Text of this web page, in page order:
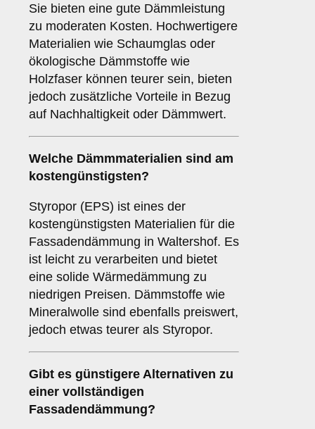
Sie bieten eine gute Dämmleistung
zu moderaten Kosten. Hochwertigere
Materialien wie Schaumglas oder
ökologische Dämmstoffe wie
Holzfaser können teurer sein, bieten
jedoch zusätzliche Vorteile in Bezug
auf Nachhaltigkeit oder Dämmwert.
Welche Dämmmaterialien sind am
kostengünstigsten?
Styropor (EPS) ist eines der
kostengünstigsten Materialien für die
Fassadendämmung in Waltershof. Es
ist leicht zu verarbeiten und bietet
eine solide Wärmedämmung zu
niedrigen Preisen. Dämmstoffe wie
Mineralwolle sind ebenfalls preiswert,
jedoch etwas teurer als Styropor.
Gibt es günstigere Alternativen zu
einer vollständigen
Fassadendämmung?